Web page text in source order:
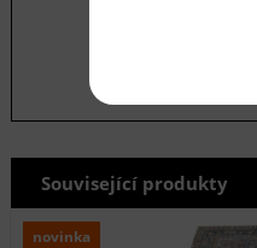
Související produkty
novinka